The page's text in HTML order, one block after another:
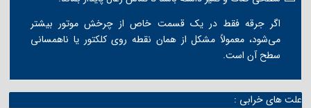
اگر جرقه فقط در یک قسمت خاص از چرخش موتور بیشتر
می‌شود، معمولاً مشکل از همان نقطه روی کلکتور یا ناهمسانی
سطح آن است.
علت های خرابی :